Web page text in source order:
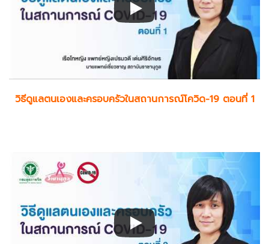
วิธีดูแลตนเองและครอบครัวในสถานการณ์โควิด-19 ตอนที่ 1